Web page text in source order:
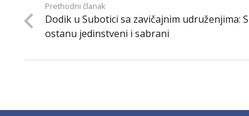
Prethodni članak
Dodik u Subotici sa zavičajnim udruženjima:
ostanu jedinstveni i sabrani